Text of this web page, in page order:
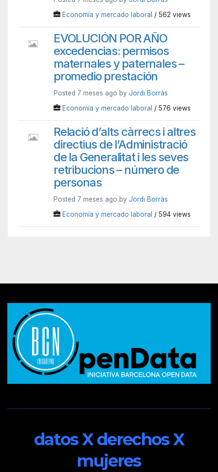
Economía y mercado laboral / 562 views
EVOLUCIÓN POR AÑO
excedencias: permisos
maternales y paternales –
promedio prestación
Posted 7 meses ago by Jordi Borràs
Economía y mercado laboral / 576 views
Relació d’alts càrrecs i altres
directius de l’Administració
de la Generalitat i les seves
retribucions – número de
personas
Posted 7 meses ago by Jordi Borràs
Economía y mercado laboral / 594 views
datos X derechos X
mujeres